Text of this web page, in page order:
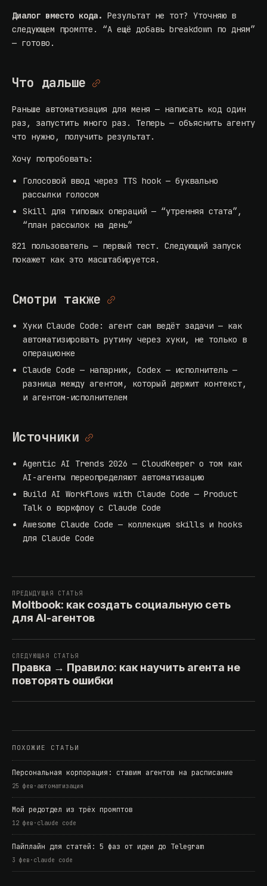
Диалог вместо кода. Результат не тот? Уточняю в
следующем промпте. “А ещё добавь breakdown по дням”
— готово.
Что дальше
Раньше автоматизация для меня — написать код один
раз, запустить много раз. Теперь — объяснить агенту
что нужно, получить результат.
Хочу попробовать:
Голосовой ввод через TTS hook — буквально
рассылки голосом
Skill для типовых операций — “утренняя стата”,
“план рассылок на день”
821 пользователь — первый тест. Следующий запуск
покажет как это масштабируется.
Смотри также
Хуки Claude Code: агент сам ведёт задачи — как
автоматизировать рутину через хуки, не только в
операционке
Claude Code — напарник, Codex — исполнитель —
разница между агентом, который держит контекст,
и агентом-исполнителем
Источники
Agentic AI Trends 2026 — CloudKeeper о том как
AI-агенты переопределяют автоматизацию
Build AI Workflows with Claude Code — Product
Talk о воркфлоу с Claude Code
Awesome Claude Code — коллекция skills и hooks
для Claude Code
ПРЕДЫДУЩАЯ СТАТЬЯ
Moltbook: как создать социальную сеть
для AI-агентов
СЛЕДУЮЩАЯ СТАТЬЯ
Правка → Правило: как научить агента не
повторять ошибки
ПОХОЖИЕ СТАТЬИ
Персональная корпорация: ставим агентов на расписание
25 фев · автоматизация
Мой редотдел из трёх промптов
12 фев · claude code
Пайплайн для статей: 5 фаз от идеи до Telegram
3 фев · claude code